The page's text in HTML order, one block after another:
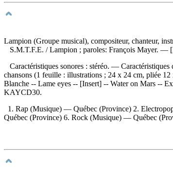
Lampion (Groupe musical), compositeur, chanteur,
S.M.T.F.E. / Lampion ; paroles: François Mayer. —
Caractéristiques sonores : stéréo. —
chansons (1 feuille : illustrations ; 24 x 24 cm, pliée
Blanche -- Lame eyes -- [Insert] -- Water on Mars --
KAYCD30.
1. Rap (Musique) — Québec (Province) 2.
Québec (Province) 6. Rock (Musique) — Québec